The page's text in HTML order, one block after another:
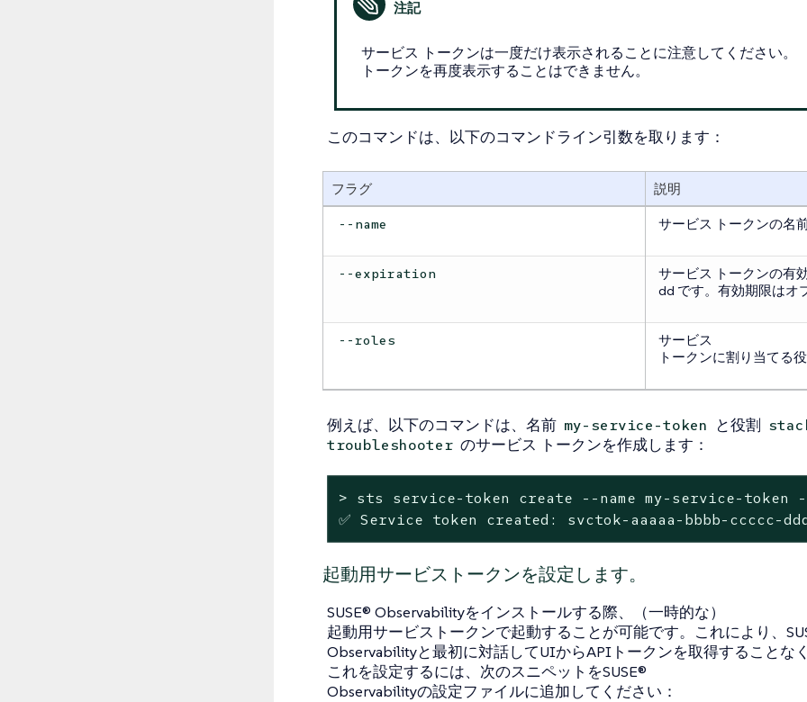
サービス トークンは一度だけ表示されることに注意してください。
トークンを再度表示することはできません。
このコマンドは、以下のコマンドライン引数を取ります：
フラグ 説明
--name サービス トークンの名
--expiration
サービス トークンの有
dd です。有効期限はオ
--roles
サービス
トークンに割り当てる
例えば、以下のコマンドは、名前 my-service-token と役割
troubleshooter のサービス トークンを作成します：
> sts service-token create --name my-service-token
✅ Service token created: svctok-aaaaa-bbbb-ccccc-
起動用サービストークンを設定します。
SUSE® Observabilityをインストールする際、（一時的な）
起動用サービストークンで起動することが可能です。これにより、
Observabilityと最初に対話してUIからAPIトークンを取得することな
これを設定するには、次のスニペットをSUSE®
Observabilityの設定ファイルに追加してください：